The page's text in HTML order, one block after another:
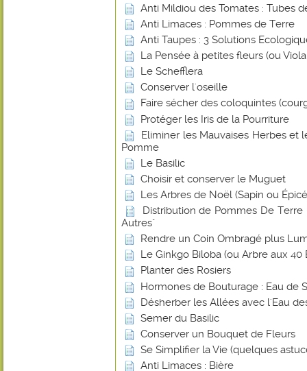
Anti Mildiou des Tomates : Tubes
Anti Limaces : Pommes de Terre
Anti Taupes : 3 Solutions
La Pensée à petites fleurs (ou
Le Schefflera
Conserver l'oseille
Faire sécher des coloquintes
Protéger les Iris de la Pourriture
Eliminer les Mauvaises Herbes et
Pomme
Le Basilic
Choisir et conserver le Muguet
Les Arbres de Noël (Sapin ou
Distribution de Pommes De
Autres"
Rendre un Coin Ombragé plus
Le Ginkgo Biloba (ou Arbre aux 40
Planter des Rosiers
Hormones de Bouturage : Eau de
Désherber les Allées avec l'Eau
Semer du Basilic
Conserver un Bouquet de Fleurs
Se Simplifier la Vie (quelques
Anti Limaces : Bière